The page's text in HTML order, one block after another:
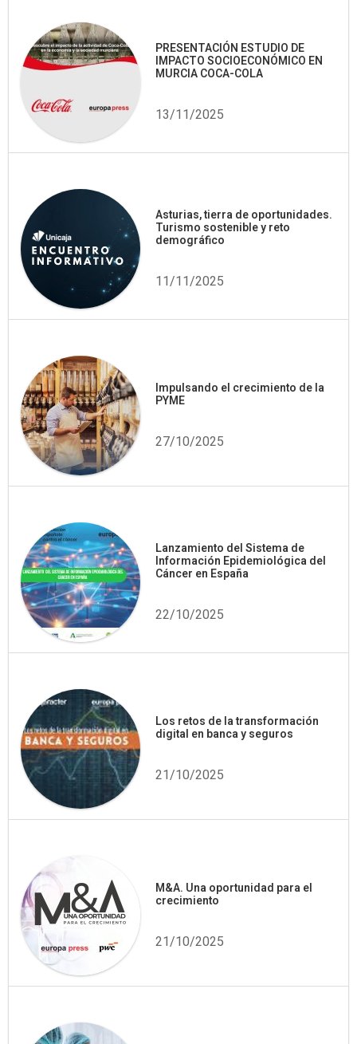
PRESENTACIÓN ESTUDIO DE
IMPACTO SOCIOECONÓMICO EN
MURCIA COCA-COLA
13/11/2025
Asturias, tierra de oportunidades.
Turismo sostenible y reto
demográfico
11/11/2025
Impulsando el crecimiento de la
PYME
27/10/2025
Lanzamiento del Sistema de
Información Epidemiológica del
Cáncer en España
22/10/2025
Los retos de la transformación
digital en banca y seguros
21/10/2025
M&A. Una oportunidad para el
crecimiento
21/10/2025